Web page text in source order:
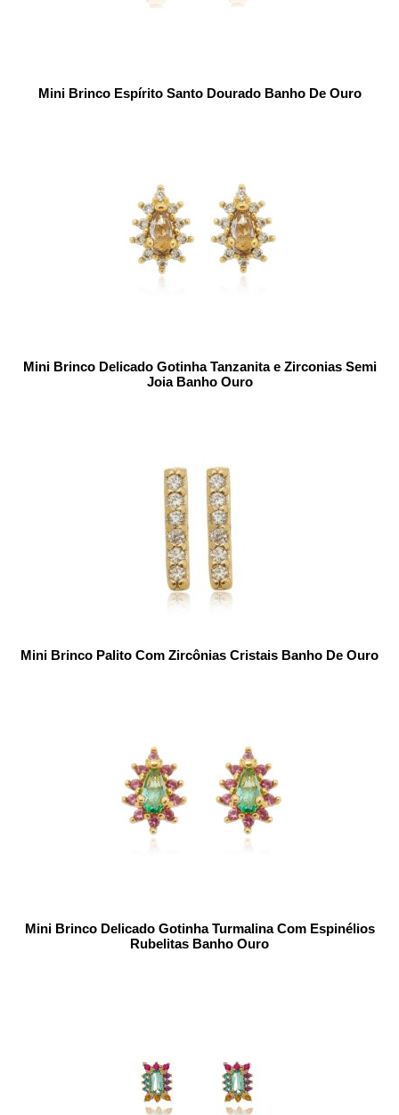
Mini Brinco Espírito Santo Dourado Banho De Ouro
Mini Brinco Delicado Gotinha Tanzanita e Zirconias Semi
Joia Banho Ouro
Mini Brinco Palito Com Zircônias Cristais Banho De Ouro
Mini Brinco Delicado Gotinha Turmalina Com Espinélios
Rubelitas Banho Ouro